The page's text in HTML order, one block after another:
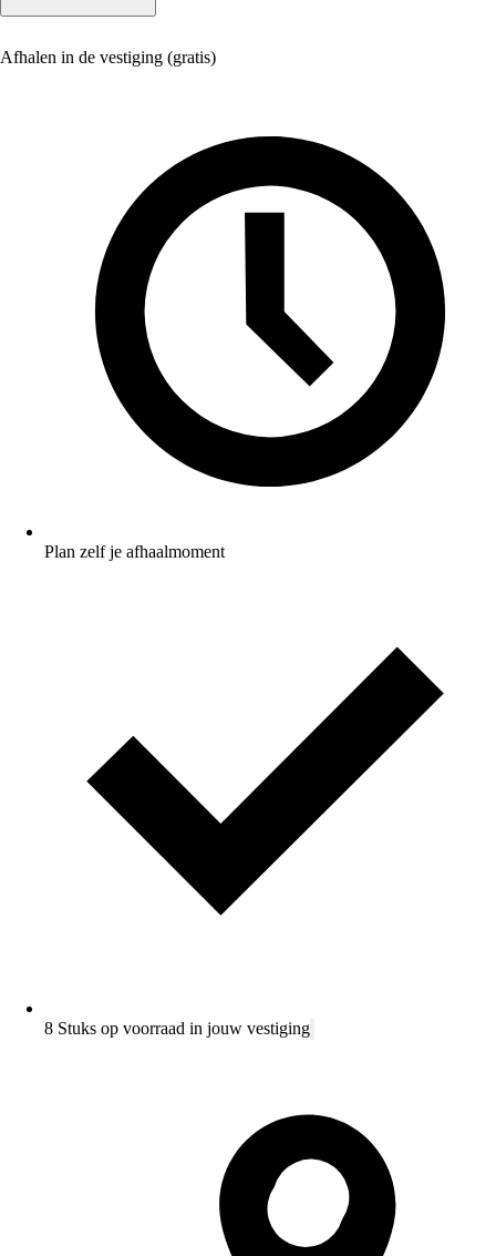
Afhalen in de vestiging (gratis)
Plan zelf je afhaalmoment
8 Stuks op voorraad in jouw vestiging